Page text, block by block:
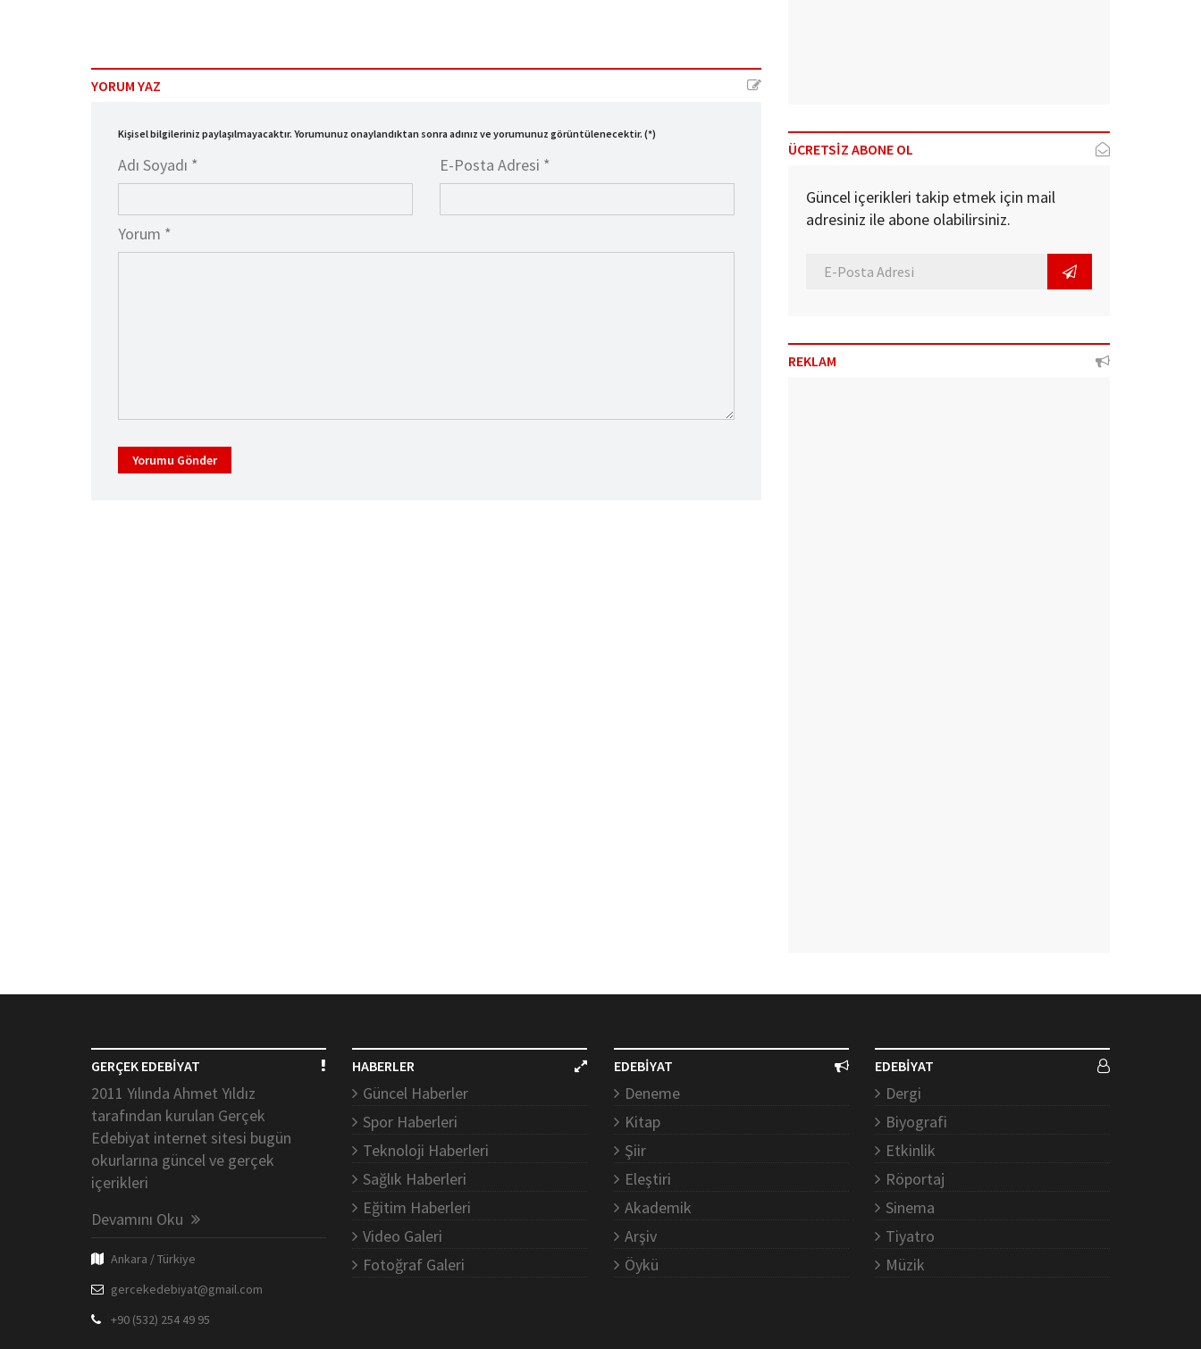
YORUM YAZ
Kişisel bilgileriniz paylaşılmayacaktır. Yorumunuz onaylandıktan sonra adınız ve yorumunuz görüntülenecektir. (*)
Adı Soyadı * E-Posta Adresi *
Yorum *
Yorumu Gönder
ÜCRETSİZ ABONE OL
Güncel içerikleri takip etmek için mail
adresiniz ile abone olabilirsiniz.
REKLAM
GERÇEK EDEBİYAT
2011 Yılında Ahmet Yıldız
tarafından kurulan Gerçek
Edebiyat internet sitesi bugün
okurlarına güncel ve gerçek
içerikleri
Devamını Oku
Ankara / Türkiye
gercekedebiyat@gmail.com
+90 (532) 254 49 95
HABERLER
Güncel Haberler
Spor Haberleri
Teknoloji Haberleri
Sağlık Haberleri
Eğitim Haberleri
Video Galeri
Fotoğraf Galeri
EDEBİYAT
Deneme
Kitap
Şiir
Eleştiri
Akademik
Arşiv
Öykü
EDEBİYAT
Dergi
Biyografi
Etkinlik
Röportaj
Sinema
Tiyatro
Müzik